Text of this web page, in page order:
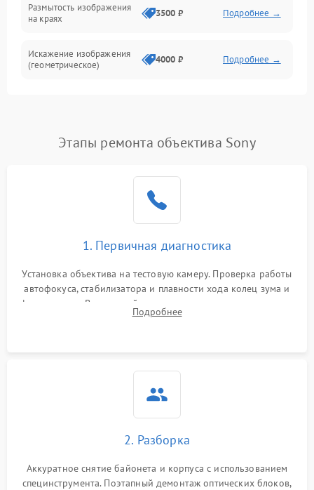
Размытость изображения
на краях
3500 ₽ Подробнее →
Искажение изображения
(геометрическое)
4000 ₽ Подробнее →
Проблемы с резкостью
Этапы ремонта объектива Sony
1. Первичная диагностика
Установка объектива на тестовую камеру. Проверка работы
автофокуса, стабилизатора и плавности хода колец зума и
фокусировки. Визуальный осмотр линз на наличие царапин,
грибка, пыли и оценка состояния контактов байонета.
Подробнее
2. Разборка
Аккуратное снятие байонета и корпуса с использованием
специнструмента. Поэтапный демонтаж оптических блоков,